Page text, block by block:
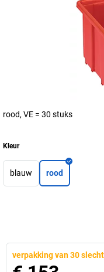
rood, VE = 30 stuks
Kleur
blauw rood
verpakking van 30